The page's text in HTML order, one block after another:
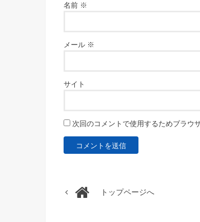
名前 ※
メール ※
サイト
次回のコメントで使用するためブラウ
トップページへ